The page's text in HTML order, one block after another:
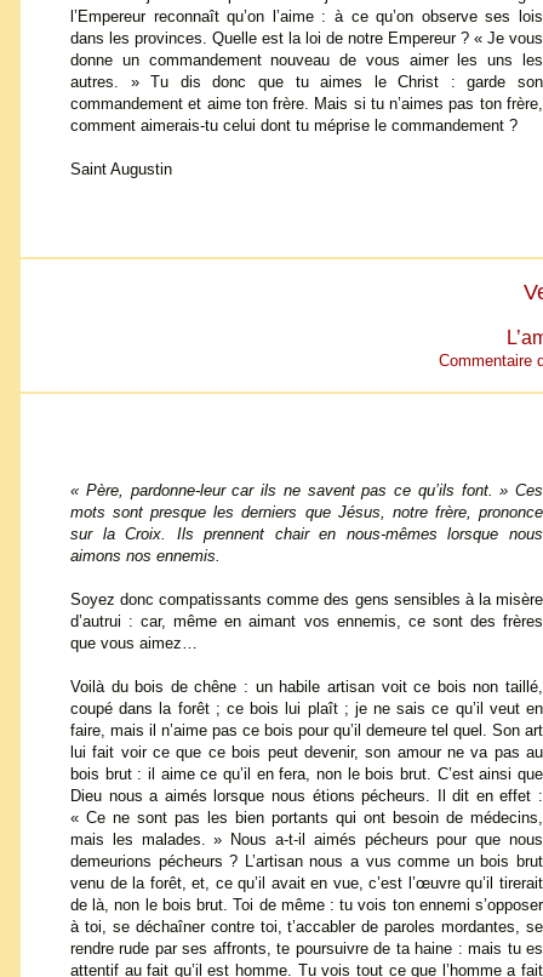
l’Empereur reconnaît qu’on l’aime : à ce qu’on observe ses lois
dans les provinces. Quelle est la loi de notre Empereur ? « Je vous
donne un commandement nouveau de vous aimer les uns les
autres. » Tu dis donc que tu aimes le Christ : garde son
commandement et aime ton frère. Mais si tu n’aimes pas ton frère,
comment aimerais-tu celui dont tu méprise le commandement ?
Saint Augustin
Commentaire
« Père, pardonne-leur car ils ne savent pas ce qu’ils font. » Ces
mots sont presque les derniers que Jésus, notre frère, prononce
sur la Croix. Ils prennent chair en nous-mêmes lorsque nous
aimons nos ennemis.
Soyez donc compatissants comme des gens sensibles à la misère
d’autrui : car, même en aimant vos ennemis, ce sont des frères
que vous aimez…
Voilà du bois de chêne : un habile artisan voit ce bois non taillé,
coupé dans la forêt ; ce bois lui plaît ; je ne sais ce qu’il veut en
faire, mais il n’aime pas ce bois pour qu’il demeure tel quel. Son art
lui fait voir ce que ce bois peut devenir, son amour ne va pas au
bois brut : il aime ce qu’il en fera, non le bois brut. C’est ainsi que
Dieu nous a aimés lorsque nous étions pécheurs. Il dit en effet :
« Ce ne sont pas les bien portants qui ont besoin de médecins,
mais les malades. » Nous a-t-il aimés pécheurs pour que nous
demeurions pécheurs ? L’artisan nous a vus comme un bois brut
venu de la forêt, et, ce qu’il avait en vue, c’est l’œuvre qu’il tirerait
de là, non le bois brut. Toi de même : tu vois ton ennemi s’opposer
à toi, se déchaîner contre toi, t’accabler de paroles mordantes, se
rendre rude par ses affronts, te poursuivre de ta haine : mais tu es
attentif au fait qu’il est homme. Tu vois tout ce que l’homme a fait